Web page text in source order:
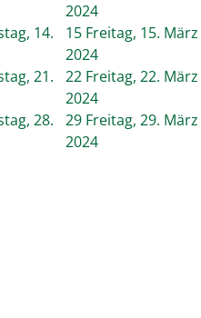
2024
14.
15 Freitag, 15. März
2024
21.
22 Freitag, 22. März
2024
28.
29 Freitag, 29. März
2024